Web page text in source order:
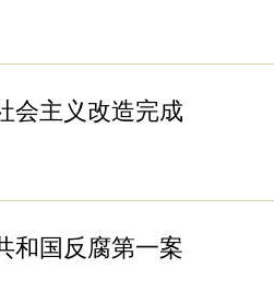
会主义改造完成
和国反腐第一案